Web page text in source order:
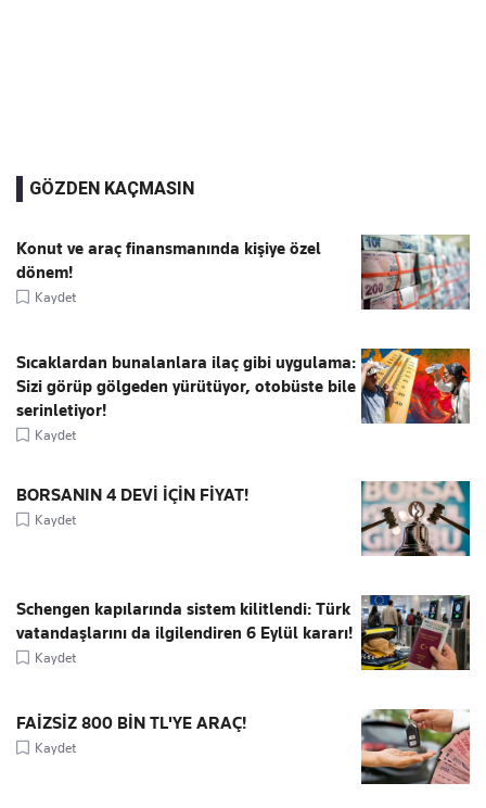
GÖZDEN KAÇMASIN
Konut ve araç finansmanında kişiye özel
dönem!
Kaydet
Sıcaklardan bunalanlara ilaç gibi uygulama:
Sizi görüp gölgeden yürütüyor, otobüste bile
serinletiyor!
Kaydet
BORSANIN 4 DEVİ İÇİN FİYAT!
Kaydet
Schengen kapılarında sistem kilitlendi: Türk
vatandaşlarını da ilgilendiren 6 Eylül kararı!
Kaydet
FAİZSİZ 800 BİN TL'YE ARAÇ!
Kaydet